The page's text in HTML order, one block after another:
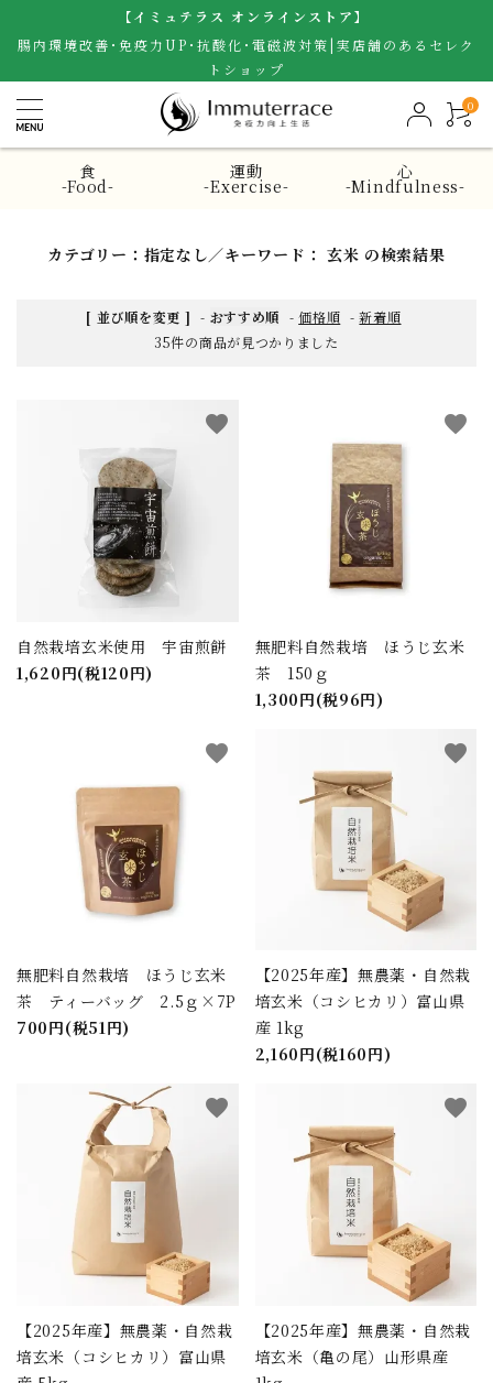
【イミュテラス オンラインストア】
腸内環境改善･免疫力UP･抗酸化･電磁波対策|実店舗のあるセレク
トショップ
0
食
-Food-
運動
-Exercise-
心
-Mindfulness-
カテゴリー：指定なし／キーワード： 玄米 の検索結果
[ 並び順を変更 ] - おすすめ順 -価格順 -新着順
35件の商品が見つかりました
自然栽培玄米使用 宇宙煎餅
1,620円(税120円)
favorite
無肥料自然栽培 ほうじ玄米
茶 150ｇ
1,300円(税96円)
favorite
無肥料自然栽培 ほうじ玄米
茶 ティーバッグ 2.5ｇ×7P
700円(税51円)
favorite
【2025年産】無農薬・自然栽
培玄米（コシヒカリ）富山県
産 1kg
2,160円(税160円)
favorite
【2025年産】無農薬・自然栽
培玄米（コシヒカリ）富山県
favorite
【2025年産】無農薬・自然栽
培玄米（亀の尾）山形県産
favorite